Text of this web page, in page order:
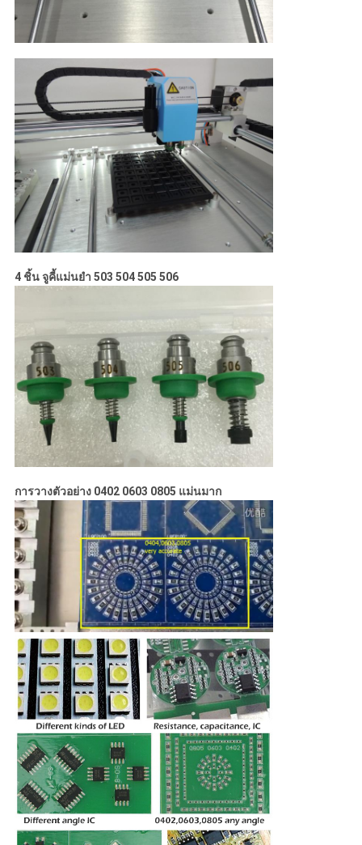
4 ชิ้น จูคี้แม่นยํา 503 504 505 506
การวางตัวอย่าง 0402 0603 0805 แม่นมาก